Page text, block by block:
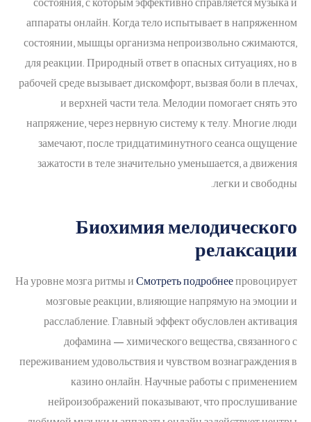
состояния, с которым эффективно справляется музыка и
аппараты онлайн. Когда тело испытывает в напряженном
состоянии, мышцы организма непроизвольно сжимаются,
для реакции. Природный ответ в опасных ситуациях, но в
рабочей среде вызывает дискомфорт, вызвая боли в плечах,
и верхней части тела. Мелодии помогает снять это
напряжение, через нервную систему к телу. Многие люди
замечают, после тридцатиминутного сеанса ощущение
зажатости в теле значительно уменьшается, а движения
легки и свободны.
Биохимия мелодического
релаксации
На уровне мозга ритмы и Смотреть подробнеепровоцирует
мозговые реакции, влияющие напрямую на эмоции и
расслабление. Главный эффект обусловлен активация
дофамина — химического вещества, связанного с
переживанием удовольствия и чувством вознаграждения в
казино онлайн. Научные работы с применением
нейроизображений показывают, что прослушивание